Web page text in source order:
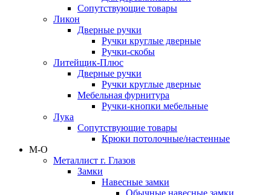
Сопутствующие товары
Ликон
Дверные ручки
Ручки круглые дверные
Ручки-скобы
Литейщик-Плюс
Дверные ручки
Ручки круглые дверные
Мебельная фурнитура
Ручки-кнопки мебельные
Лука
Сопутствующие товары
Крюки потолочные/настенные
М-О
Металлист г. Глазов
Замки
Навесные замки